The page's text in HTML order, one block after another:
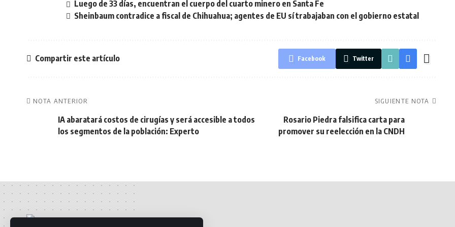
Luego de 33 días, encuentran el cuerpo del cuarto minero en Santa Fe
Sheinbaum contradice a fiscal de Chihuahua; agentes de EU sí trabajaban con el gobierno estatal
Compartir este artículo Facebook Twitter
NOTA ANTERIOR
IA abaratará costos de cirugías y será accesible a todos
los segmentos de la población: Experto
SIGUIENTE NOTA
Rosario Piedra falsifica carta para
promover su reelección en la CNDH